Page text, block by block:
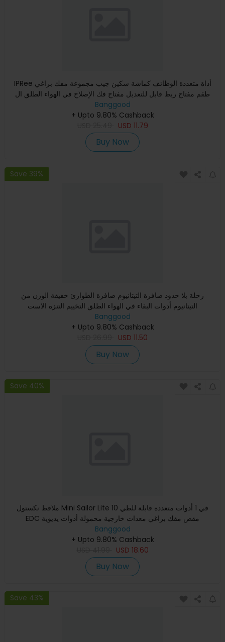
IPRee أداة متعددة الوظائف كماشة سكين جيب مجموعة مفك براغي
طقم مفتاح ربط قابل للتعديل مفتاح فك الإصلاح في الهواء الطلق ال
Banggood
+ Upto 9.80% Cashback
USD 11.79
Buy Now
Save 39%
رحلة بلا حدود صافرة التيتانيوم صافرة الطوارئ خفيفة الوزن من
التيتانيوم أدوات البقاء في الهواء الطلق التخييم التنزه الاست
Banggood
+ Upto 9.80% Cashback
USD 11.50
Buy Now
Save 40%
ملاقط نكستول Mini Sailor Lite 10 في 1 أدوات متعددة قابلة للطي
EDC مقص مفك براغي معدات خارجية محمولة أدوات يديوية
Banggood
+ Upto 9.80% Cashback
USD 18.60
Buy Now
Save 43%